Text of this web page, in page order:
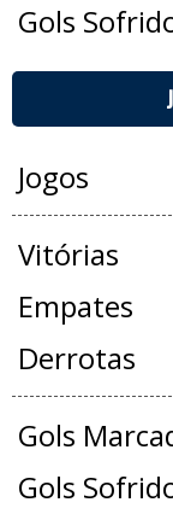
Gols
Jogos
Vitórias
Empates
Derrotas
Gols
Gols